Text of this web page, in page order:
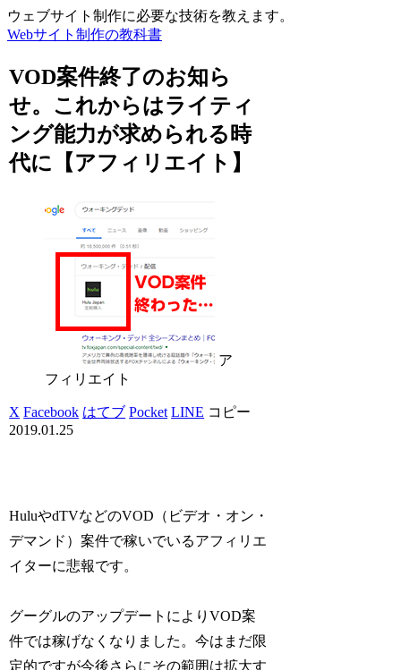
ウェブサイト制作に必要な技術を教えます。
Webサイト制作の教科書
VOD案件終了のお知ら
せ。これからはライティ
ング能力が求められる時
代に【アフィリエイト】
ア
フィリエイト
X Facebook はてブ Pocket LINE コピー
2019.01.25
HuluやdTVなどのVOD（ビデオ・オン・
デマンド）案件で稼いでいるアフィリエ
イターに悲報です。
グーグルのアップデートによりVOD案
件では稼げなくなりました。今はまだ限
定的ですが今後さらにその範囲は拡大す